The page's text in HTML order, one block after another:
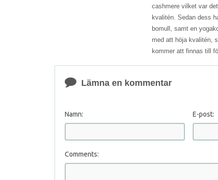
cashmere vilket var
kvalitén. Sedan dess
bomull, samt en
med att höja kvalitén,
kommer att finnas till
Lämna en kommentar
Namn: E-post:
Comments: